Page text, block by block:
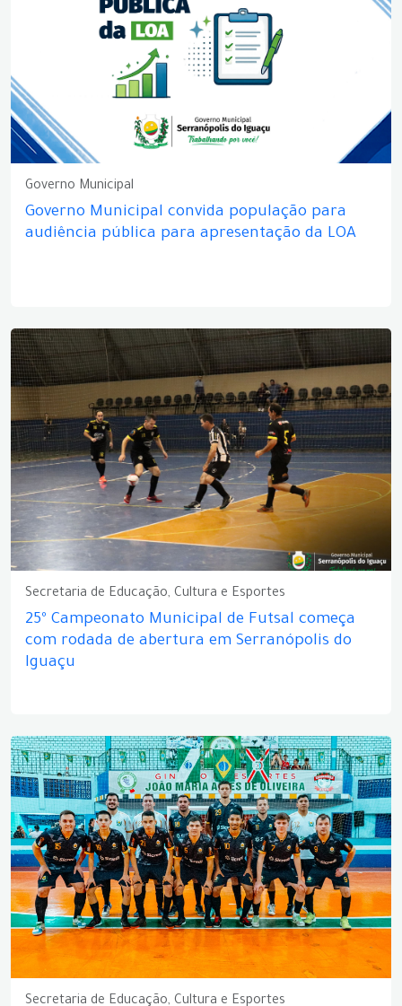
Governo Municipal
Governo Municipal convida população para
audiência pública para apresentação da LOA
Secretaria de Educação, Cultura e Esportes
25º Campeonato Municipal de Futsal começa
com rodada de abertura em Serranópolis do
Iguaçu
Secretaria de Educação, Cultura e Esportes